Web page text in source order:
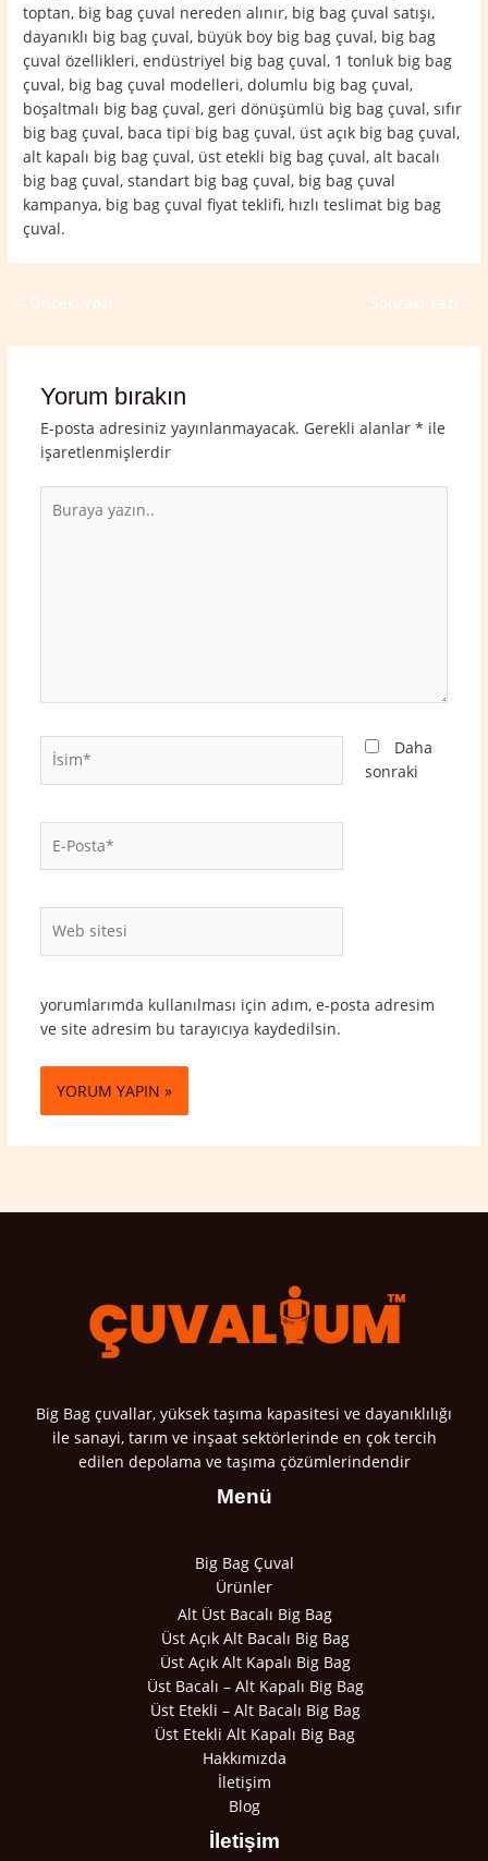
toptan, big bag çuval nereden alınır, big bag çuval satışı,
dayanıklı big bag çuval, büyük boy big bag çuval, big bag
çuval özellikleri, endüstriyel big bag çuval, 1 tonluk big bag
çuval, big bag çuval modelleri, dolumlu big bag çuval,
boşaltmalı big bag çuval, geri dönüşümlü big bag çuval, sıfır
big bag çuval, baca tipi big bag çuval, üst açık big bag çuval,
alt kapalı big bag çuval, üst etekli big bag çuval, alt bacalı
big bag çuval, standart big bag çuval, big bag çuval
kampanya, big bag çuval fiyat teklifi, hızlı teslimat big bag
çuval.
← Önceki Yazı Sonraki Yazı →
Yorum bırakın
E-posta adresiniz yayınlanmayacak. Gerekli alanlar * ile
işaretlenmişlerdir
yazın..
İsim*
Posta*
sitesi
Daha
sonraki
yorumlarımda kullanılması için adım, e-posta adresim
ve site adresim bu tarayıcıya kaydedilsin.
Big Bag çuvallar, yüksek taşıma kapasitesi ve dayanıklılığı
ile sanayi, tarım ve inşaat sektörlerinde en çok tercih
edilen depolama ve taşıma çözümlerindendir
Menü
Big Bag Çuval
Ürünler
Alt Üst Bacalı Big Bag
Üst Açık Alt Bacalı Big Bag
Üst Açık Alt Kapalı Big Bag
Üst Bacalı – Alt Kapalı Big Bag
Üst Etekli – Alt Bacalı Big Bag
Üst Etekli Alt Kapalı Big Bag
Hakkımızda
İletişim
Blog
İletişim